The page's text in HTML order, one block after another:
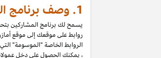
1. وصف برنامج الشركاء
يسمح لك برنامج المشاركين
روابط على موقعك إلى موقع أمازون في الجدول ۱ أو ، إن أمكن للموقع ، أي موقع آخر مدرج في
الروابط الخاصة "الموسومة" التي
، يمكنك الحصول على دخل